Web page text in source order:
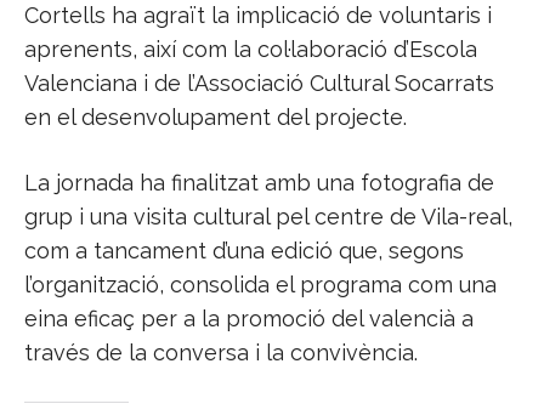
Cortells ha agraït la implicació de voluntaris i
aprenents, així com la col·laboració d’Escola
Valenciana i de l’Associació Cultural Socarrats
en el desenvolupament del projecte.
La jornada ha finalitzat amb una fotografia de
grup i una visita cultural pel centre de Vila-real,
com a tancament d’una edició que, segons
l’organització, consolida el programa com una
eina eficaç per a la promoció del valencià a
través de la conversa i la convivència.